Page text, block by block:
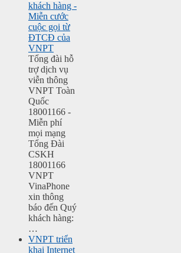
khách hàng -
Miễn cước
cuộc gọi từ
ĐTCĐ của
VNPT
Tổng đài hỗ
trợ dịch vụ
viễn thông
VNPT Toàn
Quốc
18001166 -
Miễn phí
mọi mạng
Tổng Đài
CSKH
18001166
VNPT
VinaPhone
xin thông
báo đến Quý
khách hàng:
…
VNPT triển
khai Internet